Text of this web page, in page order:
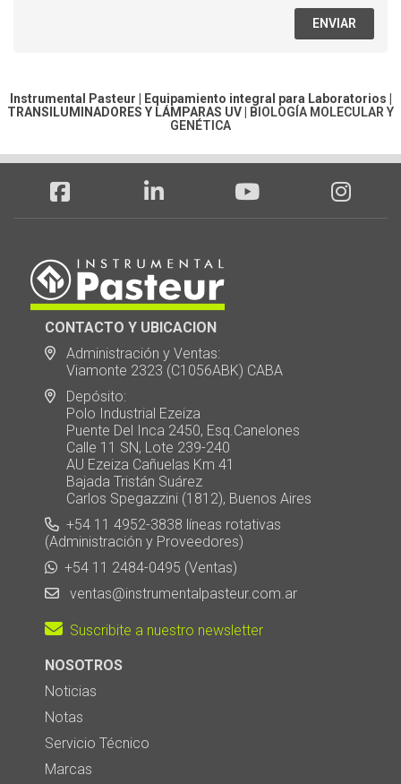
ENVIAR
Instrumental Pasteur | Equipamiento integral para Laboratorios |
TRANSILUMINADORES Y LÁMPARAS UV
BIOLOGÍA MOLECULAR Y
GENÉTICA
CONTACTO Y UBICACION
Administración y Ventas:
Viamonte 2323 (C1056ABK) CABA
Depósito:
Polo Industrial Ezeiza
Puente Del Inca 2450, Esq.Canelones
Calle 11 SN, Lote 239-240
AU Ezeiza Cañuelas Km 41
Bajada Tristán Suárez
Carlos Spegazzini (1812), Buenos Aires
+54 11 4952-3838 líneas rotativas
(Administración y Proveedores)
+54 11 2484-0495 (Ventas)
ventas@instrumentalpasteur.com.ar
Suscribite a nuestro newsletter
NOSOTROS
Noticias
Notas
Servicio Técnico
Marcas